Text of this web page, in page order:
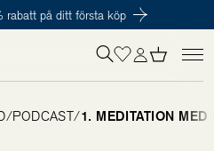
rabatt på ditt första köp
Till kassan
oss så behöver du vara medlem i
/PODCAST/1. MEDITATION MED